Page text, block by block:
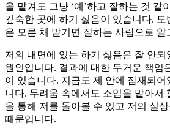
을 맡겨도 그냥 ‘예’하고 잘하는 것 같
깊숙한 곳에 하기 싫음이 있습니다.
은 모른 채 맡기면 잘하는 사람으로 알
저의 내면에 있는 하기 싫음은 잘 안되
원인입니다. 결과에 대한 무거운 책임
이 있습니다. 지금도 제 안에 잠재되
니다. 두려움 속에서도 소임을 맡아서
을 통해 저를 돌아볼 수 있고 저의 실
때문입니다.